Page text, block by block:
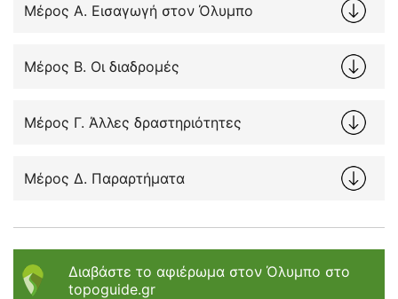
Μέρος Α. Εισαγωγή στον Όλυμπο
Μέρος Β. Oι διαδρομές
Μέρος Γ. Άλλες δραστηριότητες
Μέρος Δ. Παραρτήματα
Διαβάστε το αφιέρωμα στον Όλυμπο στο
topoguide.gr